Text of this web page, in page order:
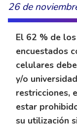
26 de
El 62 % de
encuestados
celulares
y/o
restricciones,
estar
su utilización